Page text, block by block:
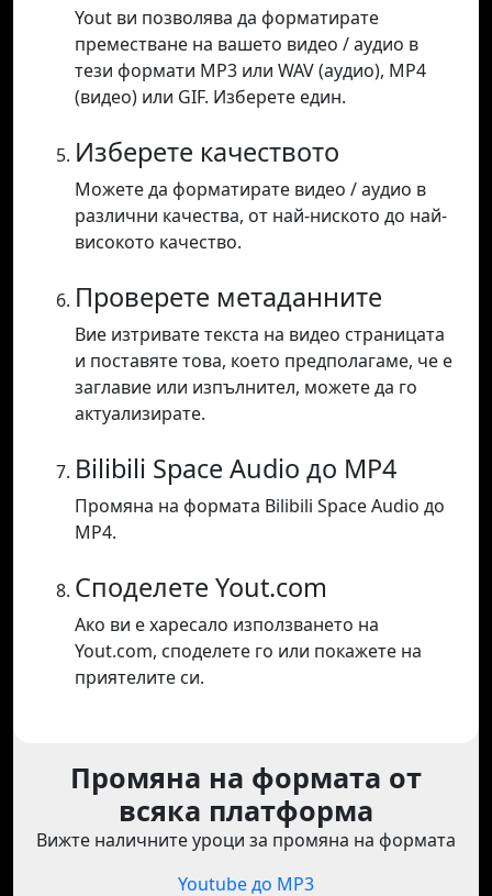
Yout ви позволява да форматирате
преместване на вашето видео / аудио в
тези формати MP3 или WAV (аудио), MP4
(видео) или GIF. Изберете един.
Изберете качеството
Можете да форматирате видео / аудио в
различни качества, от най-ниското до най-
високото качество.
Проверете метаданните
Вие изтривате текста на видео страницата
и поставяте това, което предполагаме, че е
заглавие или изпълнител, можете да го
актуализирате.
Bilibili Space Audio до MP4
Промяна на формата Bilibili Space Audio до
MP4.
Споделете Yout.com
Ако ви е харесало използването на
Yout.com, споделете го или покажете на
приятелите си.
Промяна на формата от
всяка платформа
Вижте наличните уроци за промяна на формата
Youtube до MP3